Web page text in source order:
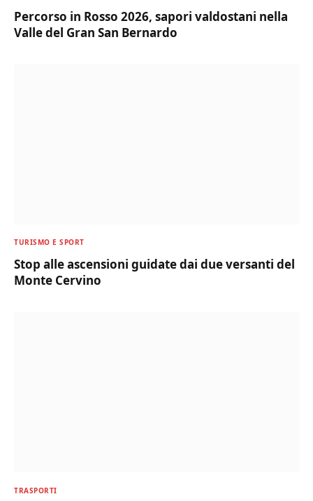
Percorso in Rosso 2026, sapori valdostani nella
Valle del Gran San Bernardo
TURISMO E SPORT
Stop alle ascensioni guidate dai due versanti del
Monte Cervino
TRASPORTI